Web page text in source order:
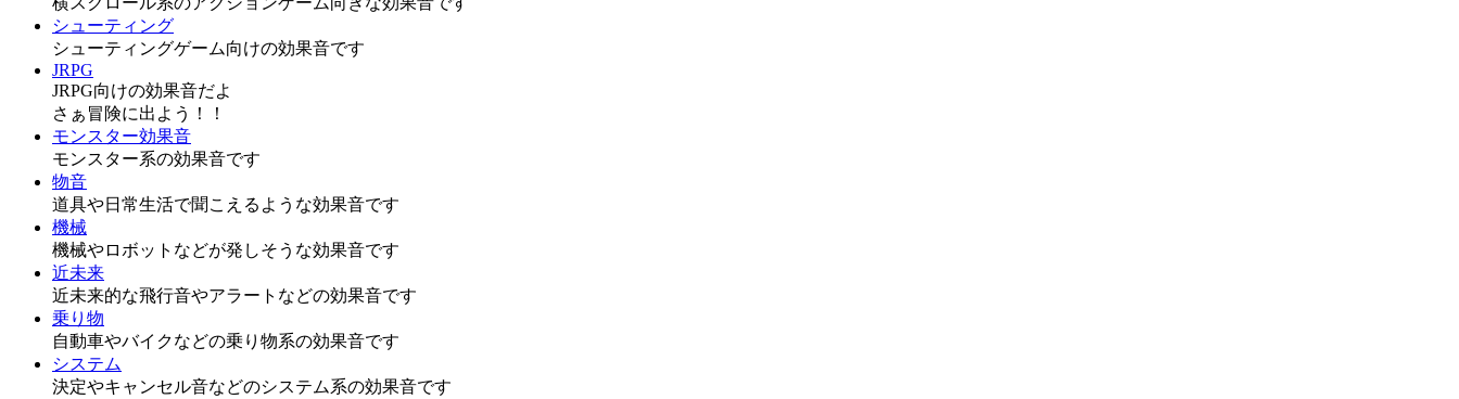
シューティング
シューティングゲーム向けの効果音です
JRPG
JRPG向けの効果音だよ
さぁ冒険に出よう！！
モンスター効果音
モンスター系の効果音です
物音
道具や日常生活で聞こえるような効果音です
機械
機械やロボットなどが発しそうな効果音です
近未来
近未来的な飛行音やアラートなどの効果音です
乗り物
自動車やバイクなどの乗り物系の効果音です
システム
決定やキャンセル音などのシステム系の効果音です